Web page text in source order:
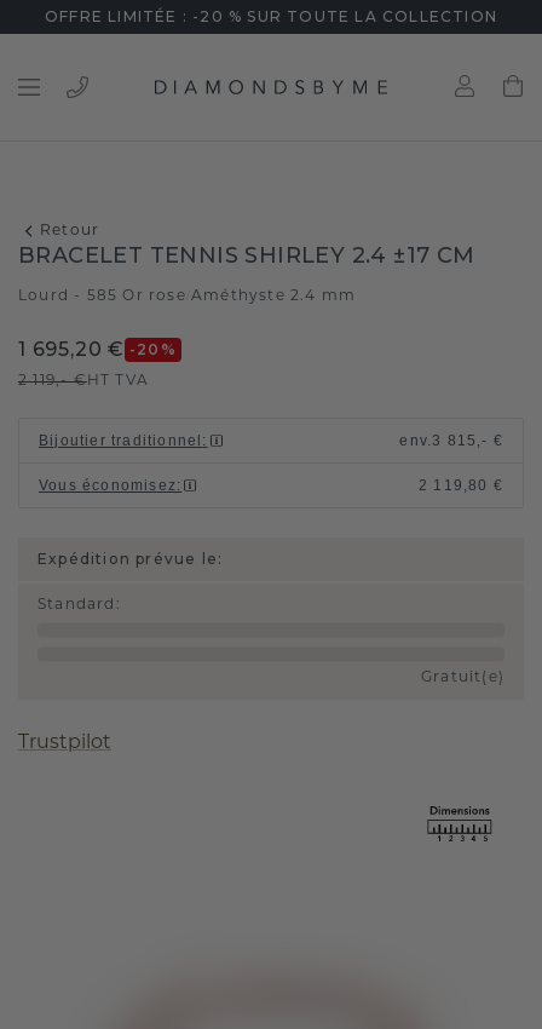
OFFRE LIMITÉE : -20 % SUR TOUTE LA COLLECTION
Retour
BRACELET TENNIS SHIRLEY 2.4 ±17 CM
Lourd - 585 Or rose /Améthyste 2.4 mm
1 695,20 € -20 %
2 119,- €HT TVA
Bijoutier traditionnel : env.3 815,- €
Vous économisez: 2 119,80 €
Expédition prévue le:
Standard :
Gratuit(e)
Trustpilot